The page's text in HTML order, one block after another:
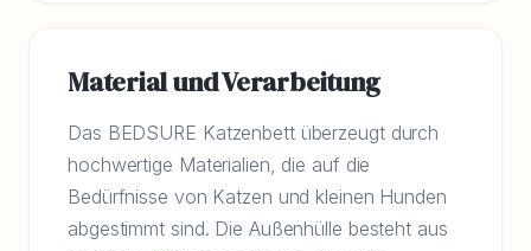
Material und Verarbeitung
Das BEDSURE Katzenbett überzeugt durch
hochwertige Materialien, die auf die
Bedürfnisse von Katzen und kleinen Hunden
abgestimmt sind. Die Außenhülle besteht aus